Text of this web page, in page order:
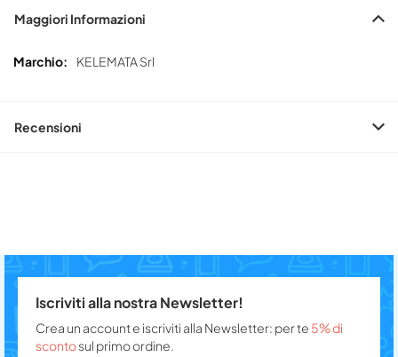
Maggiori Informazioni
Maggiori
KELEMATA Srl
Recensioni
Iscriviti alla nostra Newsletter!
Crea un account e iscriviti alla Newsletter: per te 5% di
scontosul primo ordine.